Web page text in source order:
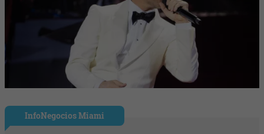
InfoNegocios Miami